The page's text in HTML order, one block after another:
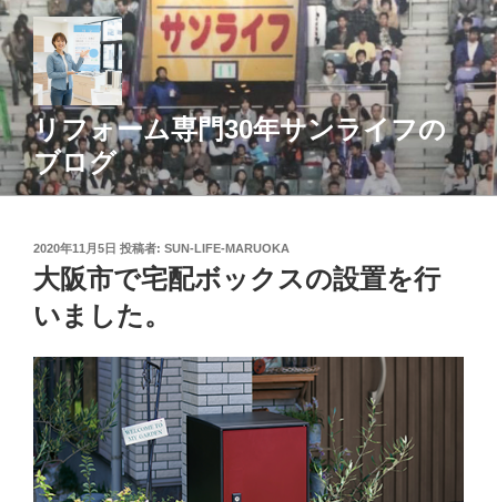
コ
ン
テ
ン
ツ
へ
ス
キ
リフォーム専門30年サンライフの
ブログ
投
日:
2020年11月5日 投稿者: SUN-LIFE-MARUOKA
大阪市で宅配ボックスの設置を行
いました。